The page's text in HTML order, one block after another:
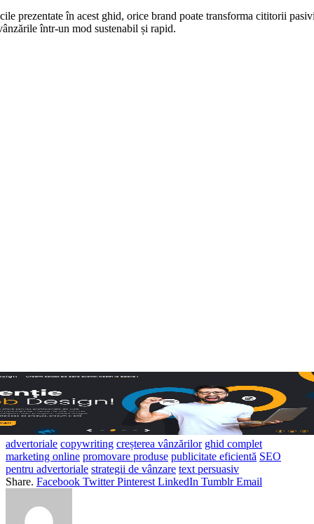
prezentate în acest ghid, orice brand poate transforma cititorii
într-un mod sustenabil și rapid.
advertoriale copywriting creșterea vânzărilor ghid complet
marketing online promovare produse publicitate eficientă SEO
pentru advertoriale strategii de vânzare text persuasiv
Share. Facebook Twitter Pinterest LinkedIn Tumblr Email